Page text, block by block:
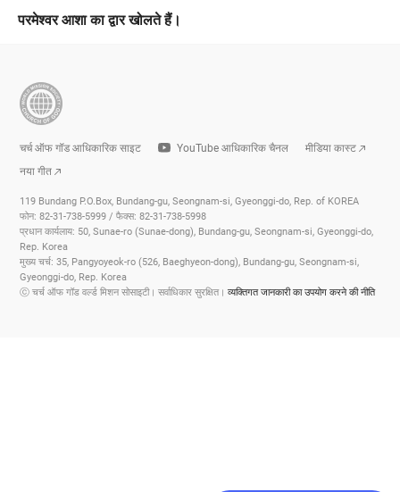
परमेश्वर आशा का द्वार खोलते हैं।
चर्च ऑफ गॉड आधिकारिक साइट YouTube आधिकारिक चैनल
मीडिया कास्ट
नया गीत
119 Bundang P.O.Box, Bundang-gu, Seongnam-si, Gyeonggi-do, Rep. of KOREA
फोन: 82-31-738-5999 / फैक्स: 82-31-738-5998
प्रधान कार्यलाय: 50, Sunae-ro (Sunae-dong), Bundang-gu, Seongnam-si, Gyeonggi-do,
Rep. Korea
मुख्य चर्च: 35, Pangyoyeok-ro (526, Baeghyeon-dong), Bundang-gu, Seongnam-si,
Gyeonggi-do, Rep. Korea
ⓒ चर्च ऑफ गॉड वर्ल्ड मिशन सोसाइटी। सर्वाधिकार सुरक्षित।व्यक्तिगत जानकारी का उपयोग करने की नीति